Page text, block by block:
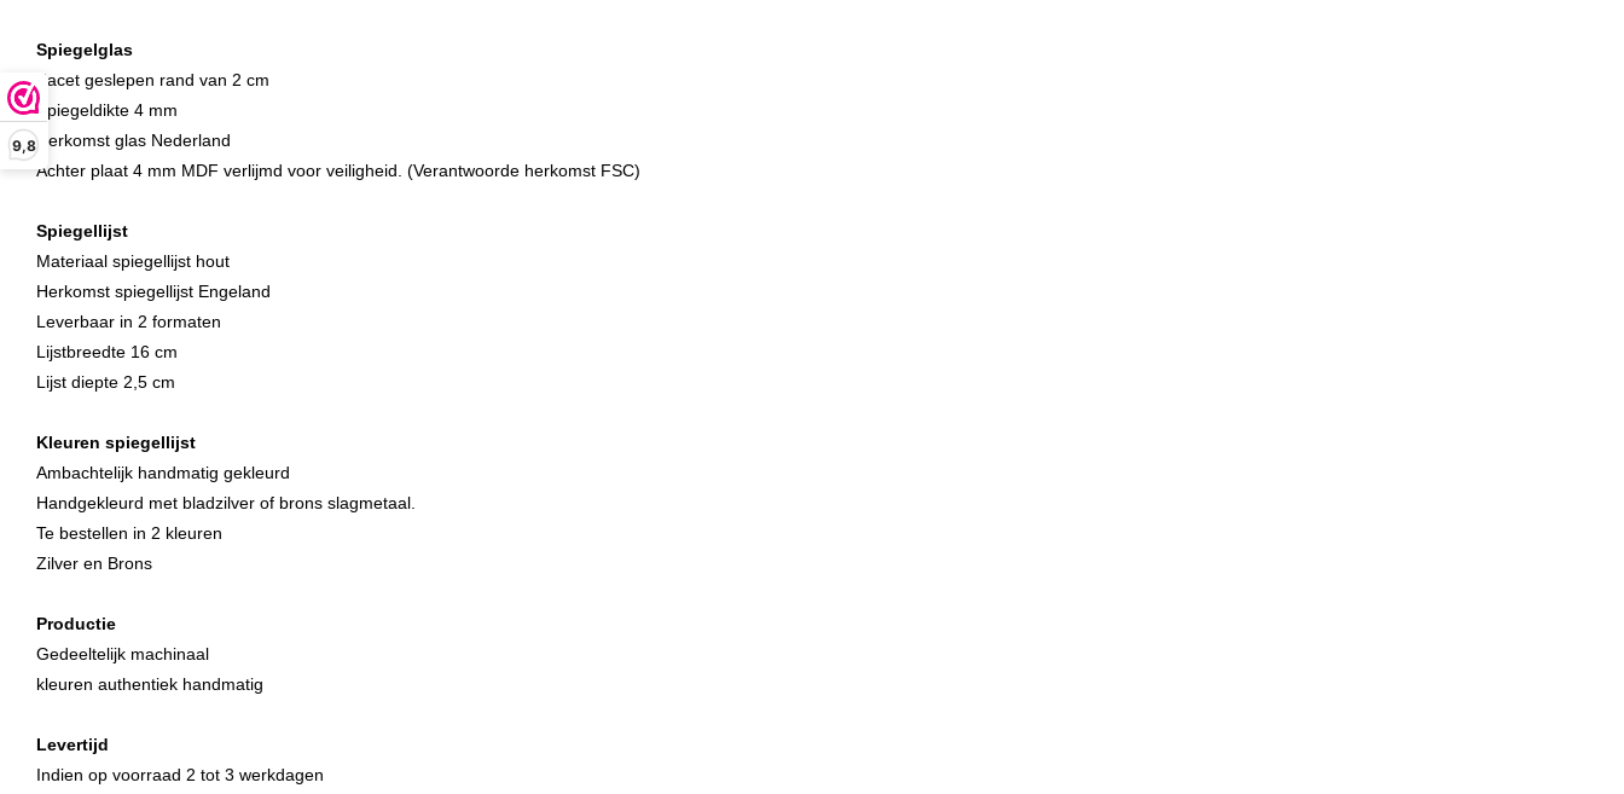
9,8
Spiegelglas
Facet geslepen rand van 2 cm
Spiegeldikte 4 mm
Herkomst glas Nederland
Achter plaat 4 mm MDF verlijmd voor veiligheid. (Verantwoorde herkomst FSC)
Spiegellijst
Materiaal spiegellijst hout
Herkomst spiegellijst Engeland
Leverbaar in 2 formaten
Lijstbreedte 16 cm
Lijst diepte 2,5 cm
Kleuren spiegellijst
Ambachtelijk handmatig gekleurd
Handgekleurd met bladzilver of brons slagmetaal.
Te bestellen in 2 kleuren
Zilver en Brons
Productie
Gedeeltelijk machinaal
kleuren authentiek handmatig
Levertijd
Indien op voorraad 2 tot 3 werkdagen